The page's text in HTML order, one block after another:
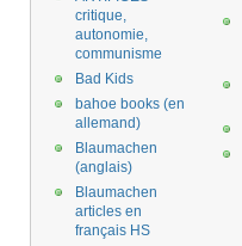
critique,
autonomie,
communisme
Bad Kids
bahoe books (en
allemand)
Blaumachen
(anglais)
Blaumachen
articles en
français HS